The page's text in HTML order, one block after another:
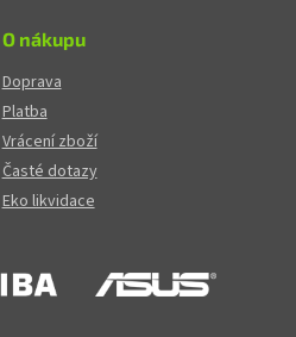
O nákupu
Doprava
Platba
Vrácení zboží
Časté dotazy
Eko likvidace